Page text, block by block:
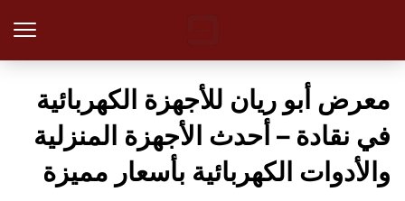
معرض أبو ريان للأجهزة الكهربائية
في نقادة – أحدث الأجهزة المنزلية
والأدوات الكهربائية بأسعار مميزة